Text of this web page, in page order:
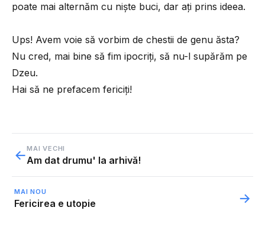
poate mai alternăm cu niște buci, dar ați prins ideea.
Ups! Avem voie să vorbim de chestii de genu ăsta?
Nu cred, mai bine să fim ipocriți, să nu-l supărăm pe
Dzeu.
Hai să ne prefacem fericiți!
←MAI VECHI
Am dat drumu' la arhivă!
MAI NOU
Fericirea e utopie →